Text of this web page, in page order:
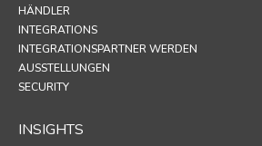
HÄNDLER
INTEGRATIONS
INTEGRATIONSPARTNER WERDEN
AUSSTELLUNGEN
SECURITY
INSIGHTS